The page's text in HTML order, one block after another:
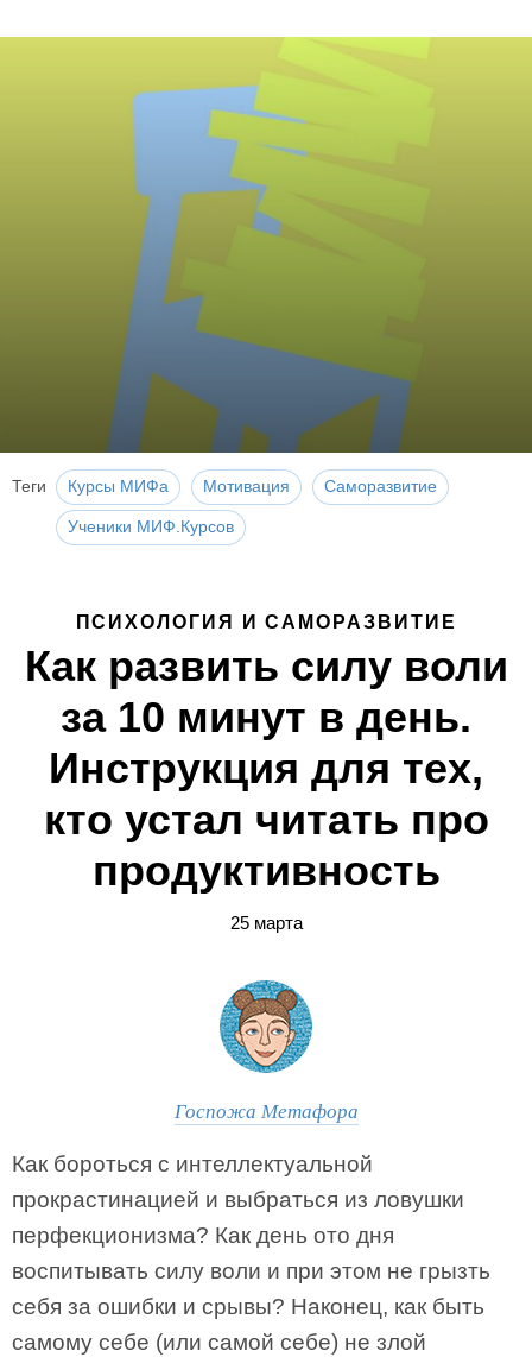
Теги Курсы МИФа Мотивация Саморазвитие
Ученики МИФ.Курсов
ПСИХОЛОГИЯ И САМОРАЗВИТИЕ
Как развить силу воли
за 10 минут в день.
Инструкция для тех,
кто устал читать про
продуктивность
25 марта
Госпожа Метафора
Как бороться с интеллектуальной
прокрастинацией и выбраться из ловушки
перфекционизма? Как день ото дня
воспитывать силу воли и при этом не грызть
себя за ошибки и срывы? Наконец, как быть
самому себе (или самой себе) не злой